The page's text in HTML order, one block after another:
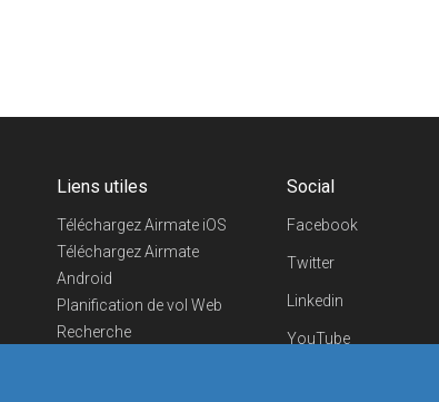
Liens utiles
Téléchargez Airmate iOS
Téléchargez Airmate
Android
Planification de vol Web
Recherche
Social
Facebook
Twitter
Linkedin
YouTube